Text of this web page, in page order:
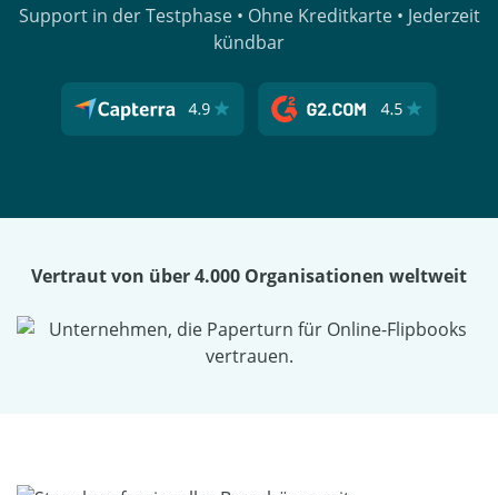
Support in der Testphase • Ohne Kreditkarte • Jederzeit
kündbar
Vertraut von über 4.000 Organisationen weltweit